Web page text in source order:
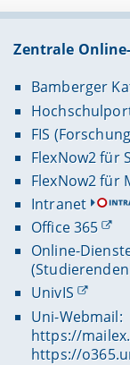
Zentrale
Bamberger
FIS
FlexNow2 für
FlexNow2 für
Intranet
Office 365
Online-
UnivIS
Uni-Webmail:
https://
https://